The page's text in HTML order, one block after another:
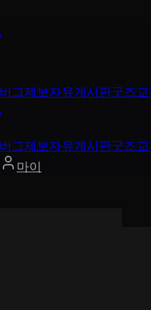
그제보자유게시판굿즈
그제보자유게시판굿즈
마이